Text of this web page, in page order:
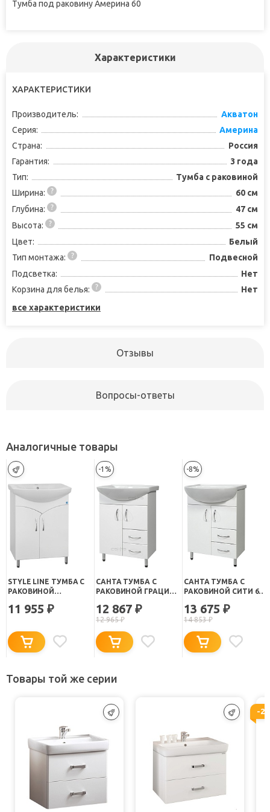
Тумба под раковину Америна 60
Характеристики
ХАРАКТЕРИСТИКИ
Производитель:
Акватон
Серия:
Америна
Страна:
Россия
Гарантия:
3 года
Тип:
Тумба с раковиной
Ширина:
60 см
Глубина:
47 см
Высота:
55 см
Цвет:
Белый
Тип монтажа:
Подвесной
Подсветка:
Нет
Корзина для белья:
Нет
все характеристики
Отзывы
Вопросы-ответы
Аналогичные товары
STYLE LINE ТУМБА С
РАКОВИНОЙ
11 955 ₽
-1%
САНТА ТУМБА С
РАКОВИНОЙ ГРАЦИЯ
12 867 ₽
12 965₽
-8%
САНТА ТУМБА С
РАКОВИНОЙ СИТИ 60
13 675 ₽
14 853₽
Товары той же серии
-